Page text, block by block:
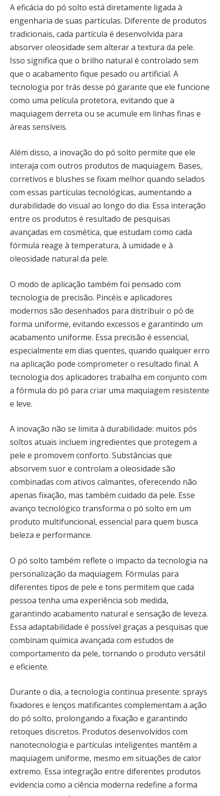
A eficácia do pó solto está diretamente ligada à
engenharia de suas partículas. Diferente de produtos
tradicionais, cada partícula é desenvolvida para
absorver oleosidade sem alterar a textura da pele.
Isso significa que o brilho natural é controlado sem
que o acabamento fique pesado ou artificial. A
tecnologia por trás desse pó garante que ele funcione
como uma película protetora, evitando que a
maquiagem derreta ou se acumule em linhas finas e
áreas sensíveis.
Além disso, a inovação do pó solto permite que ele
interaja com outros produtos de maquiagem. Bases,
corretivos e blushes se fixam melhor quando selados
com essas partículas tecnológicas, aumentando a
durabilidade do visual ao longo do dia. Essa interação
entre os produtos é resultado de pesquisas
avançadas em cosmética, que estudam como cada
fórmula reage à temperatura, à umidade e à
oleosidade natural da pele.
O modo de aplicação também foi pensado com
tecnologia de precisão. Pincéis e aplicadores
modernos são desenhados para distribuir o pó de
forma uniforme, evitando excessos e garantindo um
acabamento uniforme. Essa precisão é essencial,
especialmente em dias quentes, quando qualquer erro
na aplicação pode comprometer o resultado final. A
tecnologia dos aplicadores trabalha em conjunto com
a fórmula do pó para criar uma maquiagem resistente
e leve.
A inovação não se limita à durabilidade: muitos pós
soltos atuais incluem ingredientes que protegem a
pele e promovem conforto. Substâncias que
absorvem suor e controlam a oleosidade são
combinadas com ativos calmantes, oferecendo não
apenas fixação, mas também cuidado da pele. Esse
avanço tecnológico transforma o pó solto em um
produto multifuncional, essencial para quem busca
beleza e performance.
O pó solto também reflete o impacto da tecnologia na
personalização da maquiagem. Fórmulas para
diferentes tipos de pele e tons permitem que cada
pessoa tenha uma experiência sob medida,
garantindo acabamento natural e sensação de leveza.
Essa adaptabilidade é possível graças a pesquisas que
combinam química avançada com estudos de
comportamento da pele, tornando o produto versátil
e eficiente.
Durante o dia, a tecnologia continua presente: sprays
fixadores e lenços matificantes complementam a ação
do pó solto, prolongando a fixação e garantindo
retoques discretos. Produtos desenvolvidos com
nanotecnologia e partículas inteligentes mantêm a
maquiagem uniforme, mesmo em situações de calor
extremo. Essa integração entre diferentes produtos
evidencia como a ciência moderna redefine a forma